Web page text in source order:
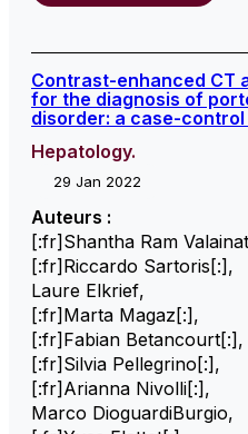
Contrast-enhanced CT
for the diagnosis of
disorder: a case-
Hepatology.
29 Jan 2022
Auteurs :
[:fr]Shantha Ram
[:fr]Riccardo Sartoris[:] ,
Laure Elkrief,
[:fr]Marta Magaz[:] ,
[:fr]Fabian Betancourt[:] ,
[:fr]Silvia Pellegrino[:] ,
[:fr]Arianna Nivolli[:] ,
Marco DioguardiBurgio,